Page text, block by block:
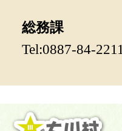
総務課
Tel:0887-84-2211